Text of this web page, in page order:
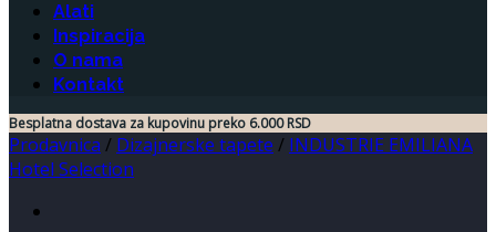
Alati
Inspiracija
O nama
Kontakt
Besplatna dostava za kupovinu preko 6.000 RSD
Prodavnica / Dizajnerske tapete / INDUSTRIE EMILIANA
Hotel Selection